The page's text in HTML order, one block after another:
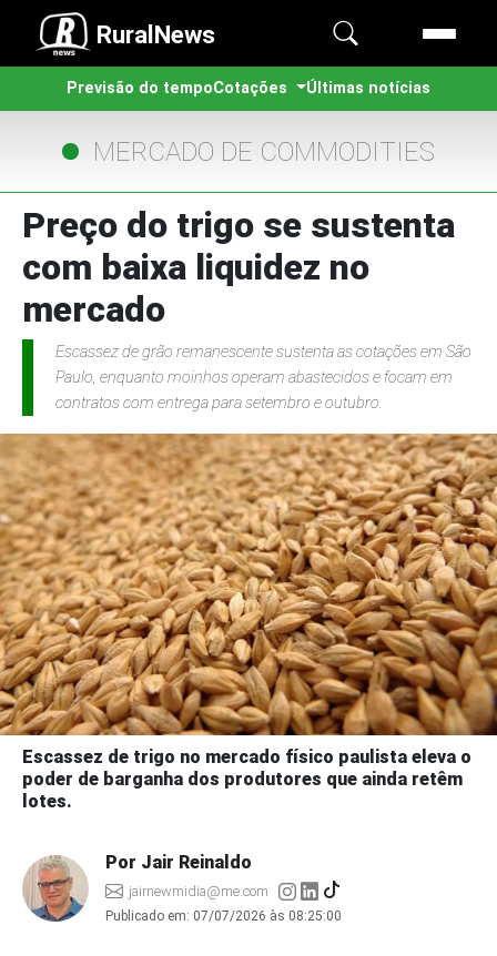
RuralNews
Previsão do tempoCotações Últimas notícias
MERCADO DE COMMODITIES
Preço do trigo se sustenta
com baixa liquidez no
mercado
Escassez de grão remanescente sustenta as cotações em São
Paulo, enquanto moinhos operam abastecidos e focam em
contratos com entrega para setembro e outubro.
Escassez de trigo no mercado físico paulista eleva o
poder de barganha dos produtores que ainda retêm
lotes.
Por Jair Reinaldo
jairnewmidia@me.com
Publicado em: 07/07/2026 às 08:25:00